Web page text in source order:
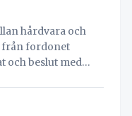
hårdvara och
från fordonet
och beslut med